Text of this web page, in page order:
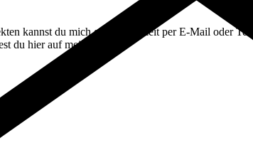
kannst du mich gerne jederzeit per E-Mail oder
du hier auf meinem Blog!